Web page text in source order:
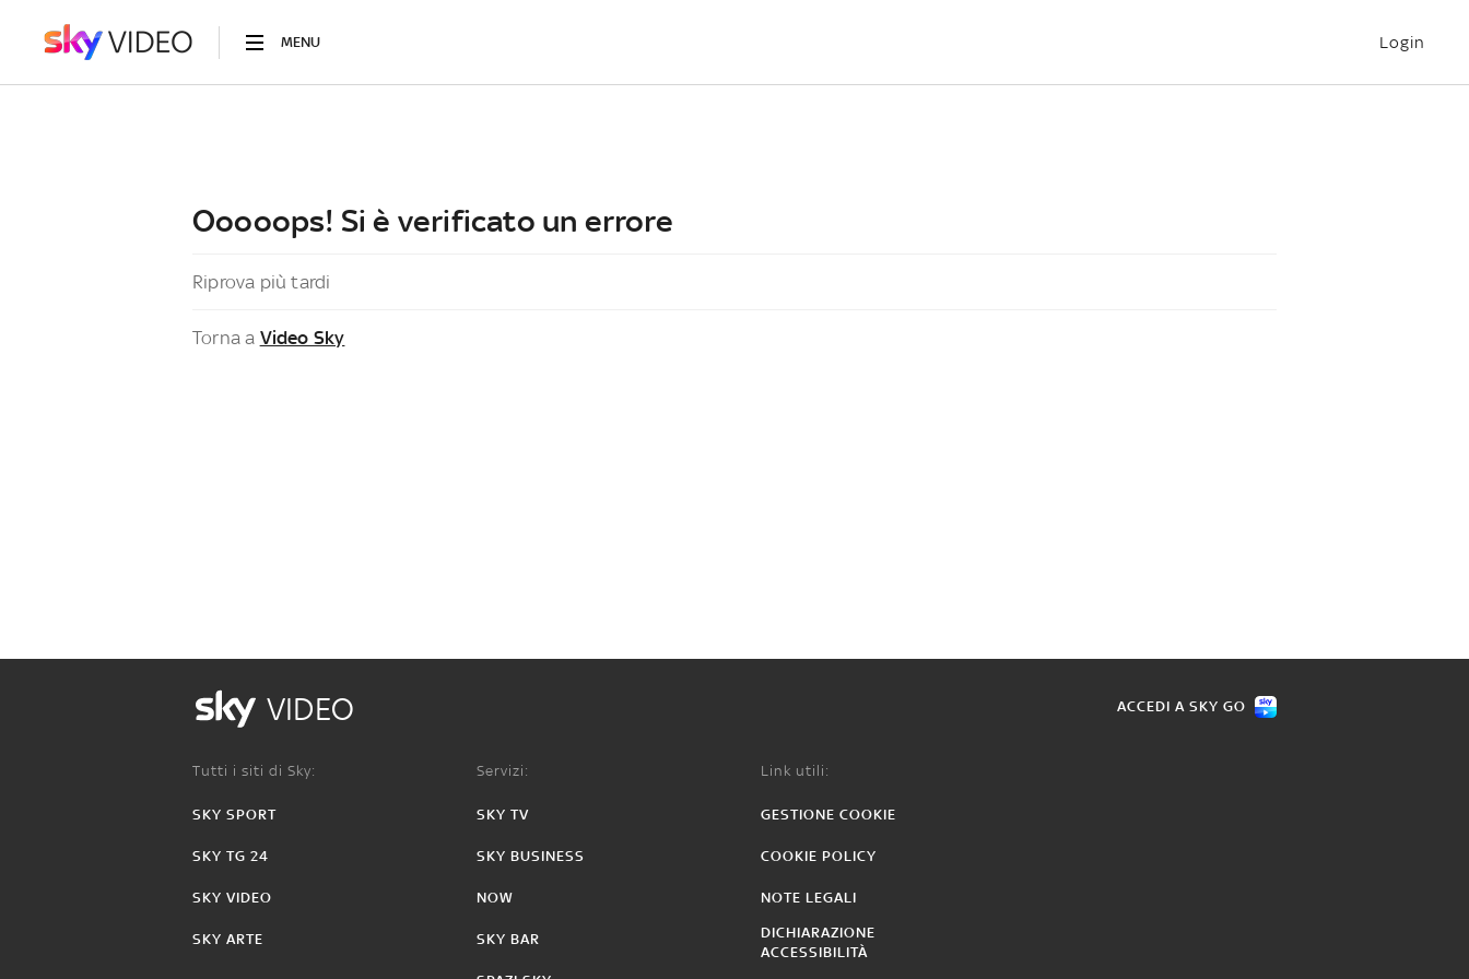
MENU Login
Ooooops! Si è verificato un errore
Riprova più tardi
Torna a Video Sky
VIDEO ACCEDI A SKY GO
Tutti i siti di Sky:
SKY SPORT
SKY TG 24
SKY VIDEO
SKY ARTE
Servizi:
SKY TV
SKY BUSINESS
NOW
SKY BAR
Link utili:
GESTIONE COOKIE
COOKIE POLICY
NOTE LEGALI
DICHIARAZIONE
ACCESSIBILITÀ